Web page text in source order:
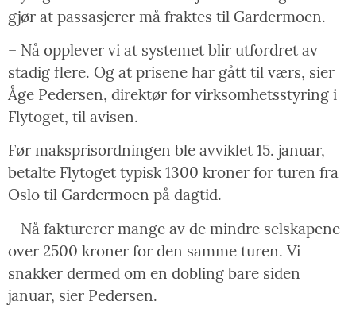
gjør at passasjerer må fraktes til Gardermoen.
– Nå opplever vi at systemet blir utfordret av
stadig flere. Og at prisene har gått til værs, sier
Åge Pedersen, direktør for virksomhetsstyring i
Flytoget, til avisen.
Før maksprisordningen ble avviklet 15. januar,
betalte Flytoget typisk 1300 kroner for turen fra
Oslo til Gardermoen på dagtid.
– Nå fakturerer mange av de mindre selskapene
over 2500 kroner for den samme turen. Vi
snakker dermed om en dobling bare siden
januar, sier Pedersen.